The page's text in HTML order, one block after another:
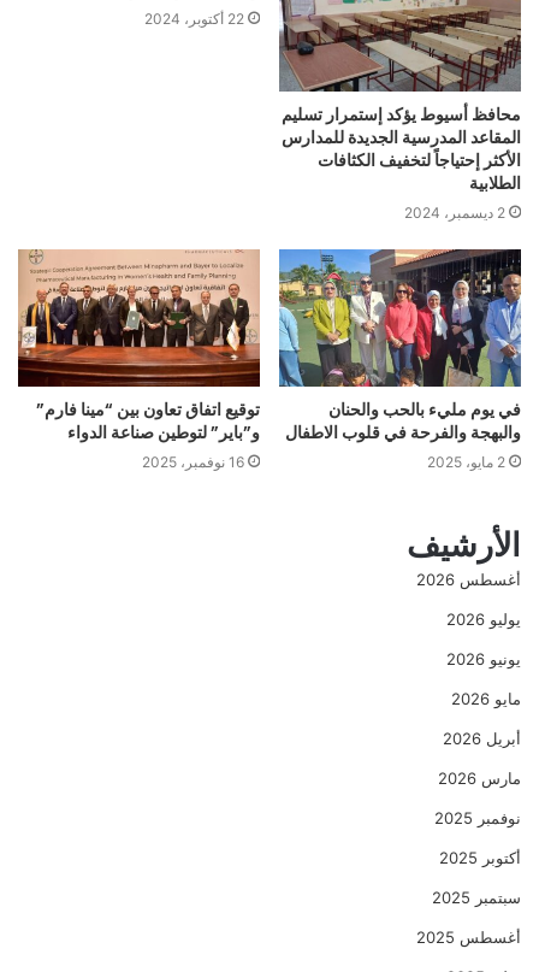
محافظ أسيوط يؤكد إستمرار تسليم
المقاعد المدرسية الجديدة للمدارس
الأكثر إحتياجاً لتخفيف الكثافات
الطلابية
2 ديسمبر، 2024
22 أكتوبر، 2024
في يوم مليء بالحب والحنان
والبهجة والفرحة في قلوب الاطفال
2 مايو، 2025
توقيع اتفاق تعاون بين “مينا فارم”
و”باير” لتوطين صناعة الدواء
16 نوفمبر، 2025
الأرشيف
أغسطس 2026
يوليو 2026
يونيو 2026
مايو 2026
أبريل 2026
مارس 2026
نوفمبر 2025
أكتوبر 2025
سبتمبر 2025
أغسطس 2025